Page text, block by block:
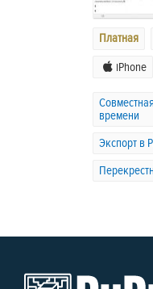
Платная
iPhone
времени
Экспорт в